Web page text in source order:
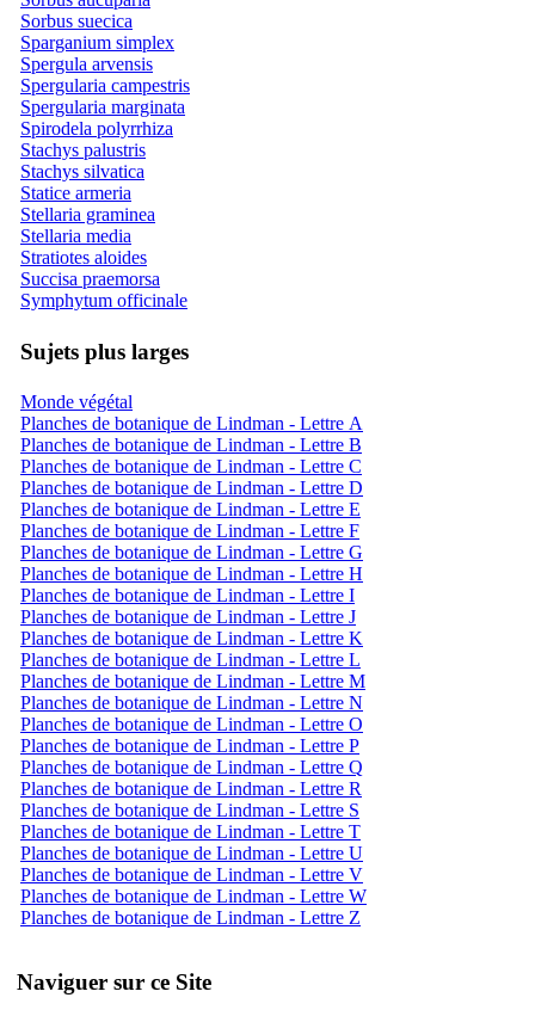
Sorbus suecica
Sparganium simplex
Spergula arvensis
Spergularia campestris
Spergularia marginata
Spirodela polyrrhiza
Stachys palustris
Stachys silvatica
Statice armeria
Stellaria graminea
Stellaria media
Stratiotes aloides
Succisa praemorsa
Symphytum officinale
Sujets plus larges
Monde végétal
Planches de botanique de Lindman - Lettre A
Planches de botanique de Lindman - Lettre B
Planches de botanique de Lindman - Lettre C
Planches de botanique de Lindman - Lettre D
Planches de botanique de Lindman - Lettre E
Planches de botanique de Lindman - Lettre F
Planches de botanique de Lindman - Lettre G
Planches de botanique de Lindman - Lettre H
Planches de botanique de Lindman - Lettre I
Planches de botanique de Lindman - Lettre J
Planches de botanique de Lindman - Lettre K
Planches de botanique de Lindman - Lettre L
Planches de botanique de Lindman - Lettre M
Planches de botanique de Lindman - Lettre N
Planches de botanique de Lindman - Lettre O
Planches de botanique de Lindman - Lettre P
Planches de botanique de Lindman - Lettre Q
Planches de botanique de Lindman - Lettre R
Planches de botanique de Lindman - Lettre S
Planches de botanique de Lindman - Lettre T
Planches de botanique de Lindman - Lettre U
Planches de botanique de Lindman - Lettre V
Planches de botanique de Lindman - Lettre W
Planches de botanique de Lindman - Lettre Z
Naviguer sur ce Site